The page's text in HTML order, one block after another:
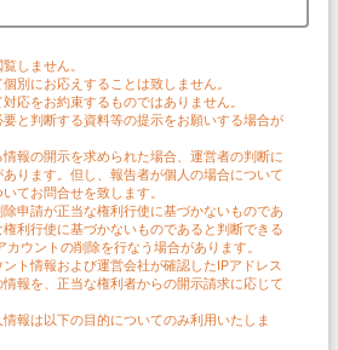
しません。
別にお応えすることは致しません。
応をお約束するものではありません。
と判断する資料等の提示をお願いする場合が
報の開示を求められた場合、運営者の判断に
ります。但し、報告者が個人の場合について
てお問合せを致します。
申請が正当な権利行使に基づかないものであ
利行使に基づかないものであると判断できる
ウントの削除を行なう場合があります。
ト情報および運営会社が確認したIPアドレス
報を、正当な権利者からの開示請求に応じて
報は以下の目的についてのみ利用いたしま